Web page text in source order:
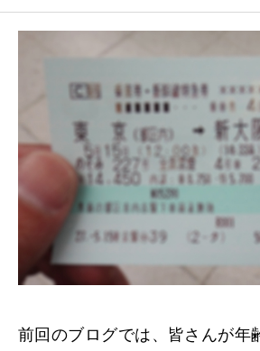
前回のブログでは、皆さんが年